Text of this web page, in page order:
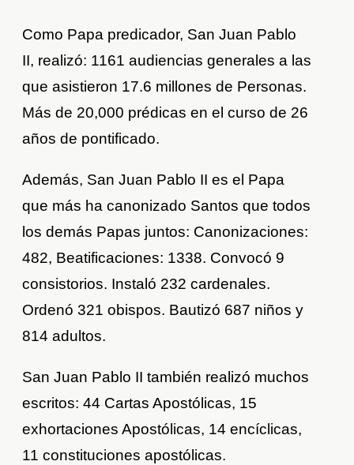
Como Papa predicador, San Juan Pablo
II, realizó: 1161 audiencias generales a las
que asistieron 17.6 millones de Personas.
Más de 20,000 prédicas en el curso de 26
años de pontificado.
Además, San Juan Pablo II es el Papa
que más ha canonizado Santos que todos
los demás Papas juntos: Canonizaciones:
482, Beatificaciones: 1338. Convocó 9
consistorios. Instaló 232 cardenales.
Ordenó 321 obispos. Bautizó 687 niños y
814 adultos.
San Juan Pablo II también realizó muchos
escritos: 44 Cartas Apostólicas, 15
exhortaciones Apostólicas, 14 encíclicas,
11 constituciones apostólicas.